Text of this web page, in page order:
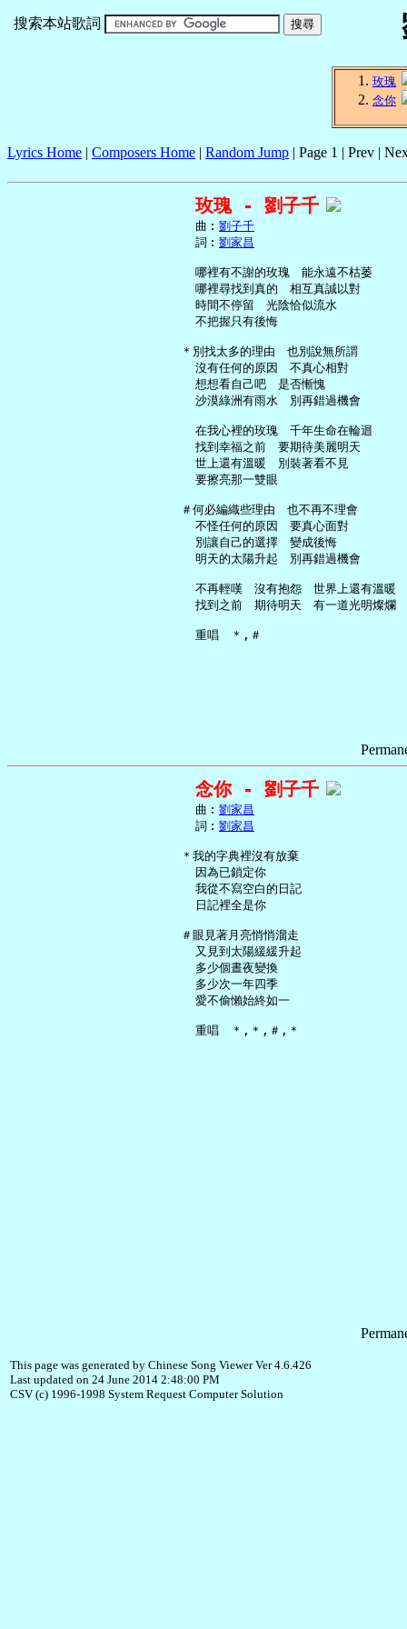
搜索本站歌詞
玫瑰
念你
Lyrics Home | Composers Home | Random Jump | Page 1 | Prev |
玫瑰 - 劉子千
     曲︰
劉子千
     詞︰
劉家昌
     哪裡有不謝的玫瑰　能永遠不枯萎
     哪裡尋找到真的　相互真誠以對
     時間不停留　光陰恰似流水
     不把握只有後悔
   ＊別找太多的理由　也別說無所謂
     沒有任何的原因　不真心相對
     想想看自己吧　是否慚愧
     沙漠綠洲有雨水　別再錯過機會
     在我心裡的玫瑰　千年生命在輪迴
     找到幸福之前　要期待美麗明天
     世上還有溫暖　別裝著看不見
     要擦亮那一雙眼
   ＃何必編織些理由　也不再不理會
     不怪任何的原因　要真心面對
     別讓自己的選擇　變成後悔
     明天的太陽升起　別再錯過機會
     不再輕嘆　沒有抱怨　世界上還有溫暖
     找到之前　期待明天　有一道光明燦爛
念你 - 劉子千
     曲︰
劉家昌
     詞︰
劉家昌
   ＊我的字典裡沒有放棄
     因為已鎖定你
     我從不寫空白的日記
     日記裡全是你
   ＃眼見著月亮悄悄溜走
     又見到太陽緩緩升起
     多少個晝夜變換
     多少次一年四季
     愛不偷懶始終如一
This page was generated by Chinese Song Viewer Ver 4.6.426
Last updated on 24 June 2014 2:48:00 PM
CSV (c) 1996-1998 System Request Computer Solution